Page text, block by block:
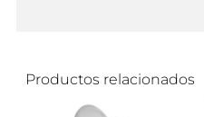
Productos relacionados